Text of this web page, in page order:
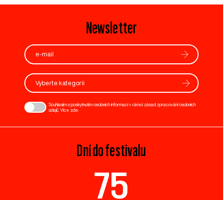
Newsletter
Vyberte kategorii
Souhlasím s poskytnutím osobních informací v rámci zásad zpracování osobních
údajů. Více zde
Dní do festivalu
75